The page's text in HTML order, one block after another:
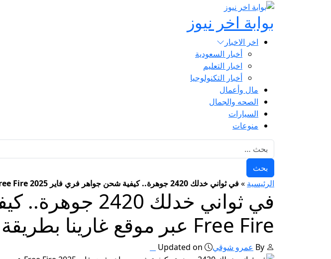
بوابة اخر نيوز
اخر الاخبار
أخبار السعودية
اخبار التعليم
أخبار التكنولوجيا
مال وأعمال
الصحه والجمال
السيارات
منوعات
الرئيسية »في ثواني خدلك 2420 جوهرة.. كيفية شحن جواهر فري فاير 2025 Free Fire عبر موقع غارينا بطريقة آمنة 100%
Free Fire عبر موقع غارينا بطريقة آمنة 100%
By عمرو شوقي Updated on